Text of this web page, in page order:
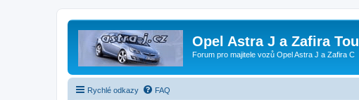
Opel Astra J a Zafira
Forum pro majitele vozů Opel Astra J a Zafira C
Rychlé odkazy FAQ